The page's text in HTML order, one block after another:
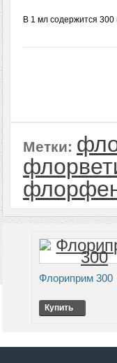
В 1 мл содержится
Метки:
Флориприм 300
Купить